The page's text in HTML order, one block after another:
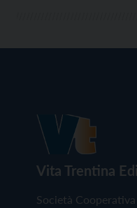
Vita Trentina
Società Cooperativa